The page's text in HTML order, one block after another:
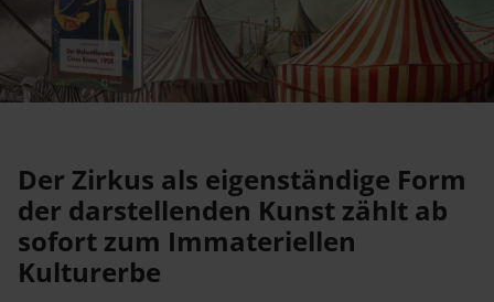
Über uns
News
Programm
Prospekte und Kataloge
Wissenschaftlich publizieren
Jetzt Angebot anfordern
Handelsinfo
Shop
Inlibra
Der Zirkus als eigenständige Form
der darstellenden Kunst zählt ab
sofort zum Immateriellen
Kulturerbe